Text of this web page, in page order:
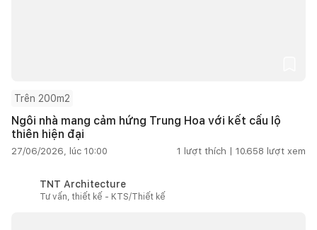
Trên 200m2
Ngôi nhà mang cảm hứng Trung Hoa với kết cấu lộ
thiên hiện đại
27/06/2026, lúc 10:00 1 lượt thích | 10.658 lượt xem
TNT Architecture
Tư vấn, thiết kế - KTS/Thiết kế